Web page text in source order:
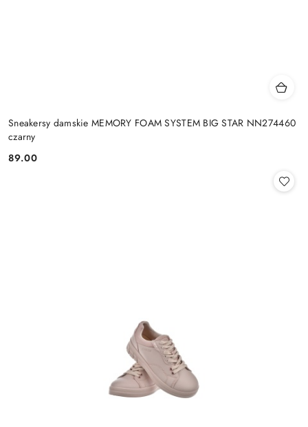
Sneakersy damskie MEMORY FOAM SYSTEM BIG STAR NN274460
czarny
Cena:
89.00